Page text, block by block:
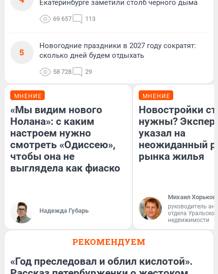
Екатеринбурге заметили столб черного дыма
69 657 113
5
Новогодние праздники в 2027 году сократят:
сколько дней будем отдыхать
58 728 29
МНЕНИЕ
«Мы видим нового
Нолана»: с каким
настроем нужно
смотреть «Одиссею»,
чтобы она не
выглядела как фиаско
Надежда Губарь
МНЕНИЕ
Новостройки
нужны?
указал на
неожиданный
рынка жилья
Михаил Хорьков
руководитель
отдела
недвижимости
РЕКОМЕНДУЕМ
«Год преследовал и облил кислотой».